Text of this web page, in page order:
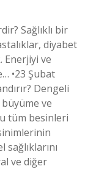
Sağlıklı bir
diyabet
Enerjiyi ve
•23 Şubat
Dengeli
ve
tüm besinleri
ve diğer